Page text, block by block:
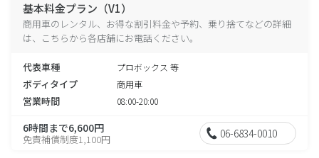
基本料金プラン（V1）
商用車のレンタル、お得な割引料金や予約、乗り捨てなどの詳細
は、こちらから各店舗にお電話ください。
代表車種 プロボックス 等
ボディタイプ 商用車
営業時間 08:00-20:00
6時間まで6,600円
免責補償制度1,100円 06-6834-0010